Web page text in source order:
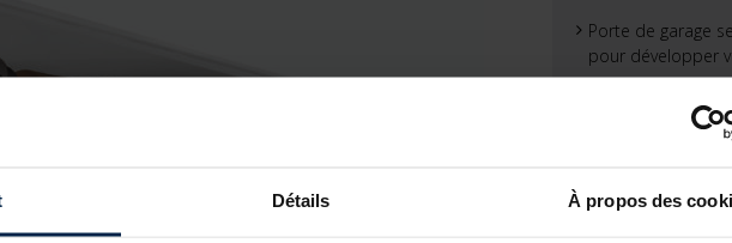
Détails À propos des
Porte de garage
pour développer
La porte de
pour vos projets
Plus de sécurité
aménagement
rangement